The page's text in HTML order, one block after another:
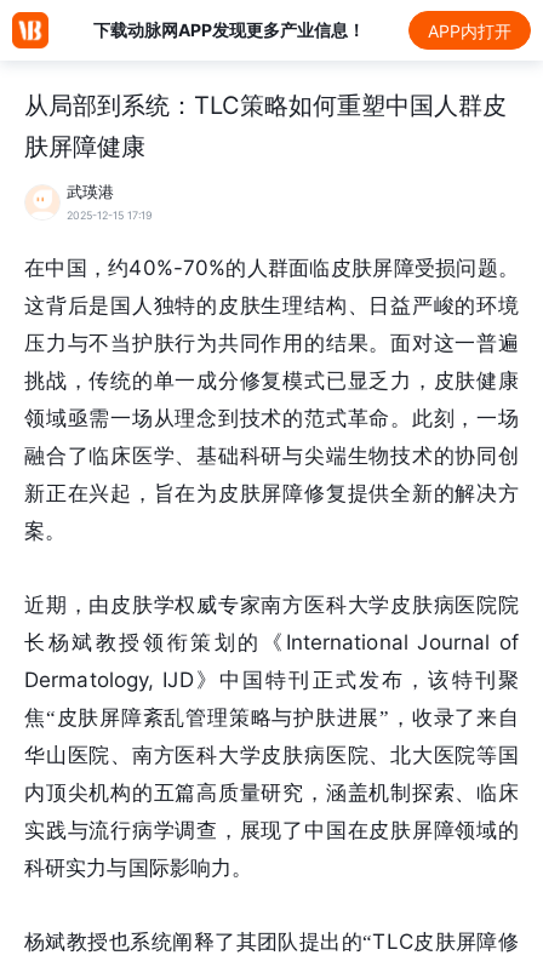
下载动脉网APP发现更多产业信息！ APP内打开
从局部到系统：TLC策略如何重塑中国人群皮
肤屏障健康
武瑛港
2025-12-15 17:19
在中国，约40%-70%的人群面临皮肤屏障受损问题。
这背后是国人独特的皮肤生理结构、日益严峻的环境
压力与不当护肤行为共同作用的结果。面对这一普遍
挑战，传统的单一成分修复模式已显乏力，皮肤健康
领域亟需一场从理念到技术的范式革命。此刻，一场
融合了临床医学、基础科研与尖端生物技术的协同创
新正在兴起，旨在为皮肤屏障修复提供全新的解决方
案。
近期，由皮肤学权威专家南方医科大学皮肤病医院院
长杨斌教授领衔策划的《 International Journal of
Dermatology, IJD》中国特刊正式发布，该特刊聚
焦“皮肤屏障紊乱管理策略与护肤进展”，收录了来自
华山医院、南方医科大学皮肤病医院、北大医院等国
内顶尖机构的五篇高质量研究，涵盖机制探索、临床
实践与流行病学调查，展现了中国在皮肤屏障领域的
科研实力与国际影响力。
杨斌教授也系统阐释了其团队提出的“TLC皮肤屏障修